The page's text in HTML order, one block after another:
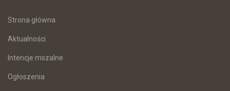
Strona główna
Aktualności
Intencje mszalne
Ogłoszenia